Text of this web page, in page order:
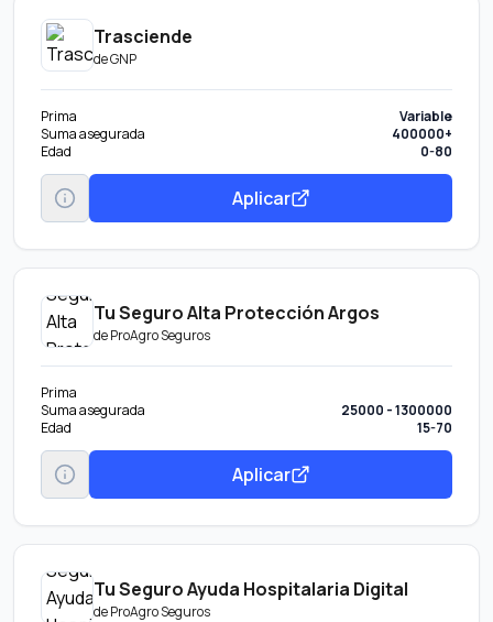
Trasciende
deGNP
Prima
Variable
Suma asegurada
400000+
Edad
0-80
Aplicar
Tu Seguro Alta Protección Argos
deProAgro Seguros
Prima
Suma asegurada
25000 - 1300000
Edad
15-70
Aplicar
Tu Seguro Ayuda Hospitalaria Digital
deProAgro Seguros